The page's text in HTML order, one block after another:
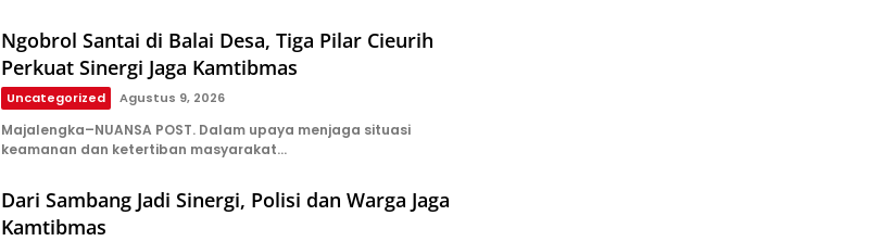
Ngobrol Santai di Balai Desa, Tiga Pilar Cieurih
Perkuat Sinergi Jaga Kamtibmas
Uncategorized Agustus 9, 2026
Majalengka–NUANSA POST. Dalam upaya menjaga situasi
keamanan dan ketertiban masyarakat…
Dari Sambang Jadi Sinergi, Polisi dan Warga Jaga
Kamtibmas